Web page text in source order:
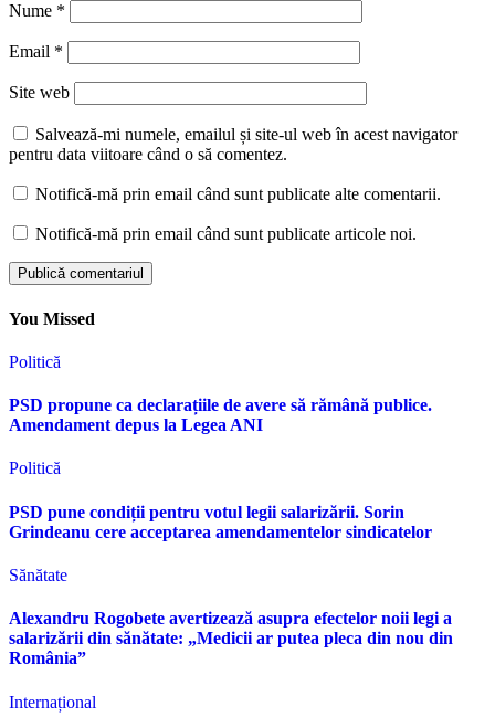
Nume *
Email *
Site web
Salvează-mi numele, emailul și site-ul web în acest navigator
pentru data viitoare când o să comentez.
Notifică-mă prin email când sunt publicate alte comentarii.
Notifică-mă prin email când sunt publicate articole noi.
You Missed
Politică
PSD propune ca declarațiile de avere să rămână publice.
Amendament depus la Legea ANI
Politică
PSD pune condiții pentru votul legii salarizării. Sorin
Grindeanu cere acceptarea amendamentelor sindicatelor
Sănătate
Alexandru Rogobete avertizează asupra efectelor noii legi a
salarizării din sănătate: „Medicii ar putea pleca din nou din
România”
Internațional